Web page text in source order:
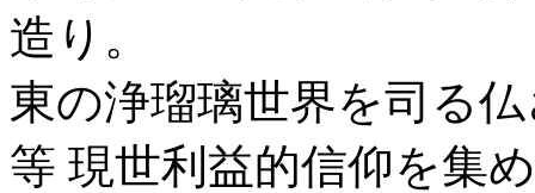
造り。
東の浄瑠璃世界を司る
等 現世利益的信仰を集